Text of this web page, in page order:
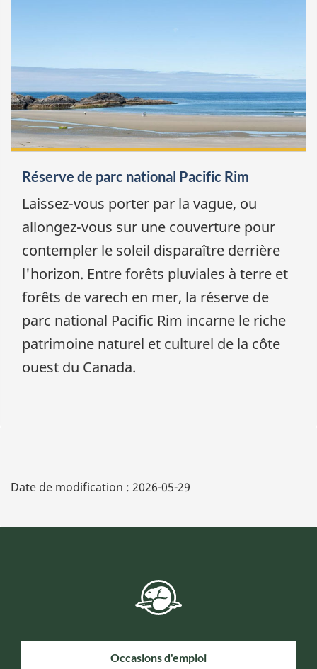
Réserve de parc national Pacific Rim
Laissez-vous porter par la vague, ou
allongez-vous sur une couverture pour
contempler le soleil disparaître derrière
l'horizon. Entre forêts pluviales à terre et
forêts de varech en mer, la réserve de
parc national Pacific Rim incarne le riche
patrimoine naturel et culturel de la côte
ouest du Canada.
Date de modification : 2026-05-29
Occasions d'emploi